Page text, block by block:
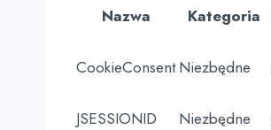
Nazwa Kategoria
CookieConsent Niezbędne
JSESSIONID
Niezbędne